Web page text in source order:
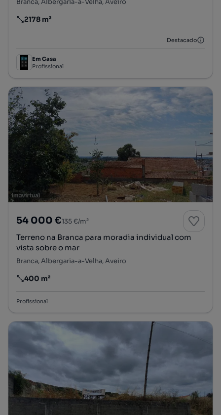
Branca, Albergaria-a-Velha, Aveiro
Preço por metro quadrado
2178 m²
Destacado
Em Casa
Profissional
54 000 €135 €/m²
Terreno na Branca para moradia individual com
vista sobre o mar
Branca, Albergaria-a-Velha, Aveiro
Preço por metro quadrado
400 m²
Profissional